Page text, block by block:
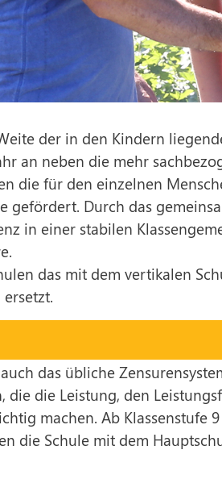
der in den Kindern
an neben die mehr
die für den einzelnen
gefördert. Durch das
in einer stabilen
das mit dem vertikalen
das übliche
die Leistung, den
machen. Ab Klassenstufe
die Schule mit dem